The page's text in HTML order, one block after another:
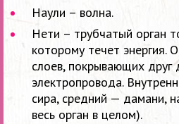
Наули – волна.
Нети – трубчатый орган
которому течет энергия.
слоев, покрывающих друг
электропровода.
сира, средний — дамани,
весь орган в целом).